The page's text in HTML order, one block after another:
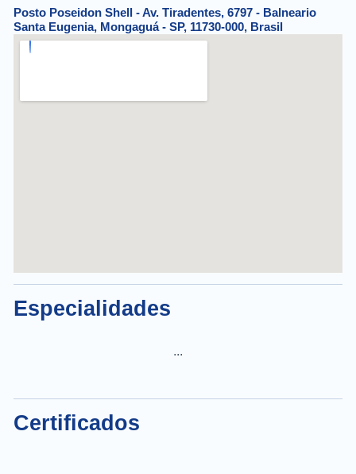
Posto Poseidon Shell - Av. Tiradentes, 6797 - Balneario
Santa Eugenia, Mongaguá - SP, 11730-000, Brasil
Especialidades
...
Certificados